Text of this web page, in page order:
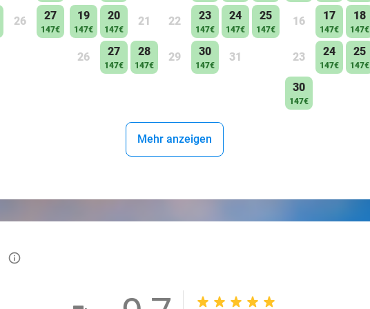
26 27
147€
19
147€
20
147€
21 22 23
147€
24
147€
25
147€
26 27
147€
28
147€
29 30
147€
31
16 17
147€
18
147€
23 24
147€
25
147€
30
147€
Mehr anzeigen
info_outlined